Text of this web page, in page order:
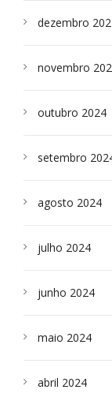
dezembro
novembro
outubro 2024
setembro
agosto 2024
julho 2024
junho 2024
maio 2024
abril 2024